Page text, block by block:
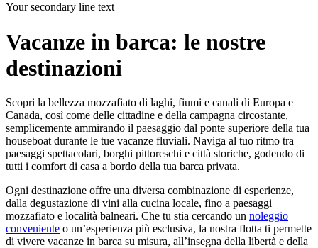
Your secondary line text
Vacanze in barca: le nostre
destinazioni
Scopri la bellezza mozzafiato di laghi, fiumi e canali di Europa e
Canada, così come delle cittadine e della campagna circostante,
semplicemente ammirando il paesaggio dal ponte superiore della tua
houseboat durante le tue vacanze fluviali. Naviga al tuo ritmo tra
paesaggi spettacolari, borghi pittoreschi e città storiche, godendo di
tutti i comfort di casa a bordo della tua barca privata.
Ogni destinazione offre una diversa combinazione di esperienze,
dalla degustazione di vini alla cucina locale, fino a paesaggi
mozzafiato e località balneari. Che tu stia cercando un noleggio
conveniente o un’esperienza più esclusiva, la nostra flotta ti permette
di vivere vacanze in barca su misura, all’insegna della libertà e della